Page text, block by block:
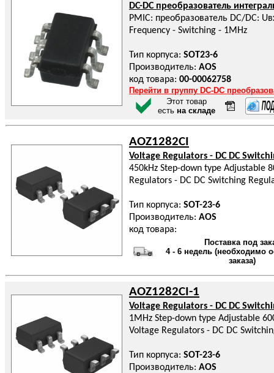
DC-DC преобразователь
PMIC: преобразователь DC/DC:
Frequency - Switching - 1MHz
Тип корпуса: SOT23-6
Производитель: AOS
код товара: 00-00062758
Перейти в группу DC-DC
Этот товар
есть на складе
AOZ1282CI
Voltage Regulators - DC DC
450kHz Step-down type Adjustable
Regulators - DC DC Switching
Тип корпуса: SOT-23-6
Производитель: AOS
код товара:
Поставка под
4 - 6 недель (необходимо
заказа)
AOZ1282CI-1
Voltage Regulators - DC DC
1MHz Step-down type Adjustable
Voltage Regulators - DC DC
Тип корпуса: SOT-23-6
Производитель: AOS